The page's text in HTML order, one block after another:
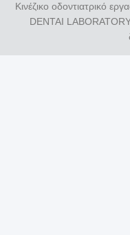
Κινέζικο οδοντιατρικό
DENTAI